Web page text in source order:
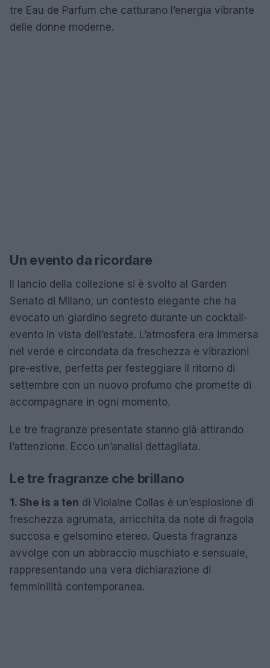
tre Eau de Parfum che catturano l’energia vibrante
delle donne moderne.
Un evento da ricordare
Il lancio della collezione si è svolto al Garden
Senato di Milano, un contesto elegante che ha
evocato un giardino segreto durante un cocktail-
evento in vista dell’estate. L’atmosfera era immersa
nel verde e circondata da freschezza e vibrazioni
pre-estive, perfetta per festeggiare il ritorno di
settembre con un nuovo profumo che promette di
accompagnare in ogni momento.
Le tre fragranze presentate stanno già attirando
l’attenzione. Ecco un’analisi dettagliata.
Le tre fragranze che brillano
1. She is a ten di Violaine Collas è un’esplosione di
freschezza agrumata, arricchita da note di fragola
succosa e gelsomino etereo. Questa fragranza
avvolge con un abbraccio muschiato e sensuale,
rappresentando una vera dichiarazione di
femminilità contemporanea.